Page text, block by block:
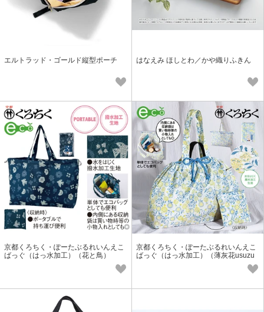
エルトラッド・ゴールド縦型ポーチ はなえみ ほしとわ／かや織りふきん
京都くろちく・ぽーたぶるれいんえこ
ばっぐ（はっ水加工）（花と鳥）
京都くろちく・ぽーたぶるれいんえこ
ばっぐ（はっ水加工）（薄灰花usuzu